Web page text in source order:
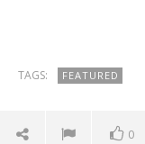
TAGS: FEATURED
0